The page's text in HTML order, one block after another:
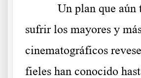
Un plan que aún
sufrir los mayores y
cinematográficos
fieles han conocido